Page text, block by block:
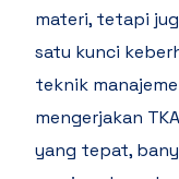
materi, tetapi
satu kunci
teknik
mengerjakan
yang tepat,